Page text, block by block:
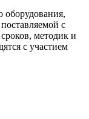
оборудования,
с
методик и
с участием